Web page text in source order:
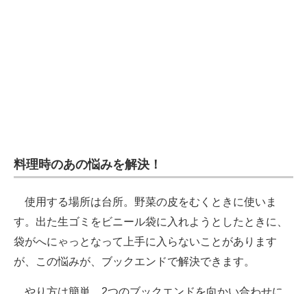
料理時のあの悩みを解決！
使用する場所は台所。野菜の皮をむくときに使いま
す。出た生ゴミをビニール袋に入れようとしたときに、
袋がへにゃっとなって上手に入らないことがあります
が、この悩みが、ブックエンドで解決できます。